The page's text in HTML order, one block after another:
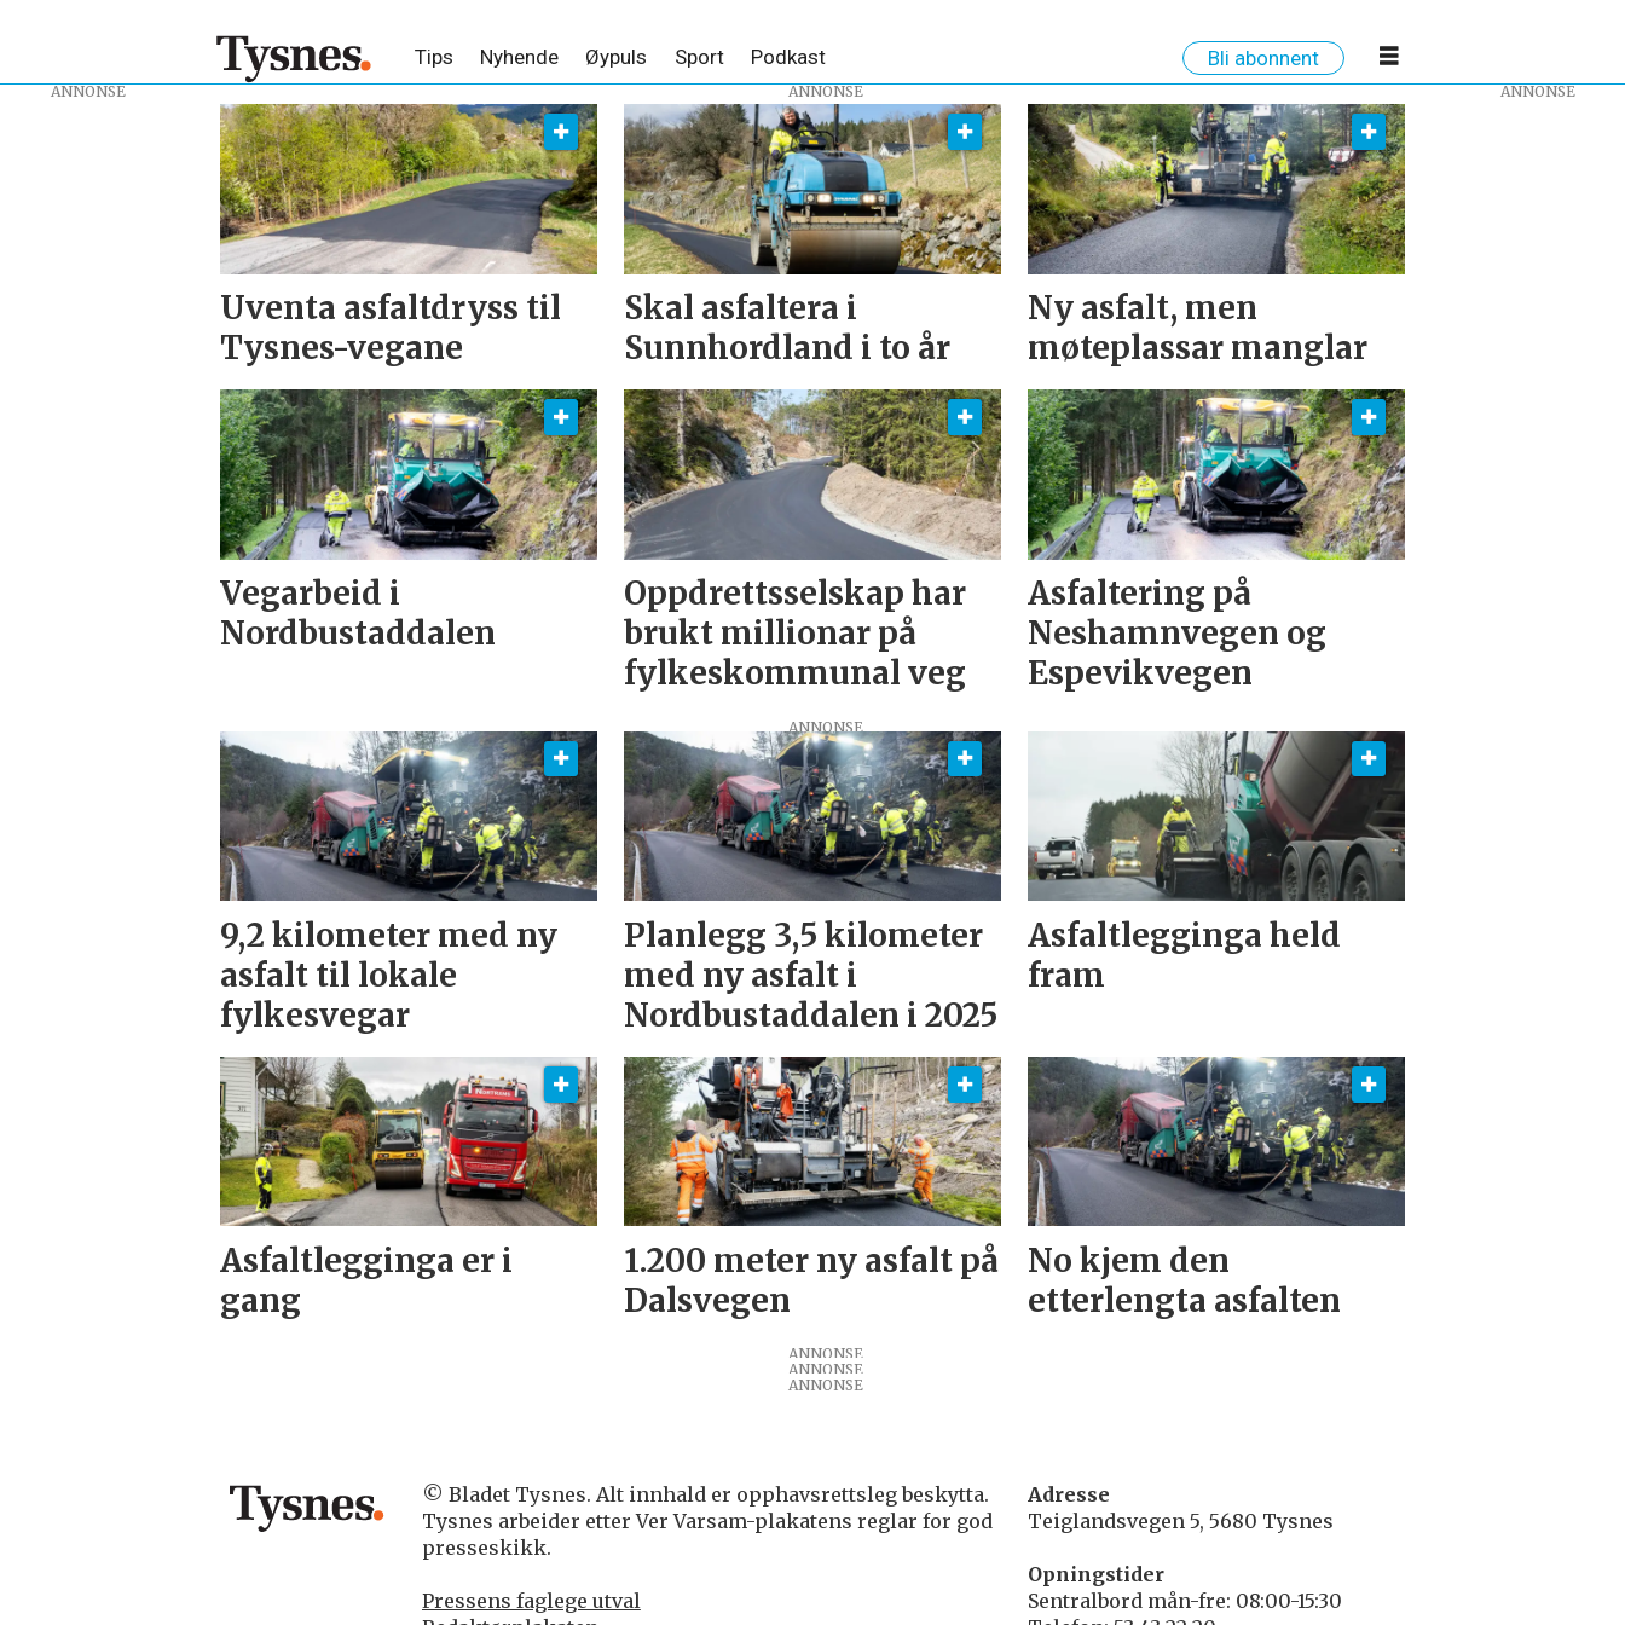
Tips Nyhende Øypuls Sport Podkast Bli abonnent
asfaltlegging
ANNONSE
Uventa asfaltdryss til
Tysnes-vegane
Skal asfaltera i
Sunnhordland i to år
Ny asfalt, men
møteplassar manglar
Vegarbeid i
Nordbustaddalen
Oppdrettsselskap har
brukt millionar på
fylkeskommunal veg
Asfaltering på
Neshamnvegen og
Espevikvegen
ANNONSE
9,2 kilometer med ny
asfalt til lokale
fylkesvegar
Planlegg 3,5 kilometer
med ny asfalt i
Nordbustaddalen i 2025
Asfaltlegginga held
fram
Asfaltlegginga er i
gang
1.200 meter ny asfalt på
Dalsvegen
No kjem den
etterlengta asfalten
ANNONSE
ANNONSE
ANNONSE
ANNONSE ANNONSE
© Bladet Tysnes. Alt innhald er opphavsrettsleg beskytta.
Tysnes arbeider etter Ver Varsam-plakatens reglar for god
presseskikk.
Pressens faglege utval
Adresse
Teiglandsvegen 5, 5680 Tysnes
Opningstider
Sentralbord mån-fre: 08:00-15:30